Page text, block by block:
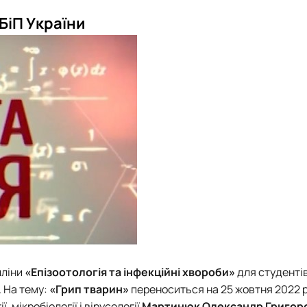
вченою радою факультет…
ветеринарної медицини …
Вступ 2018 рік
України
«Епізоотологія та інфекційні хвороби»для
На тему: «Грип тварин» переноситься на 25 жовтня 2022